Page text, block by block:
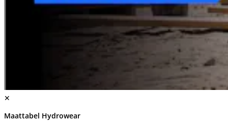
✕
Maattabel Hydrowear